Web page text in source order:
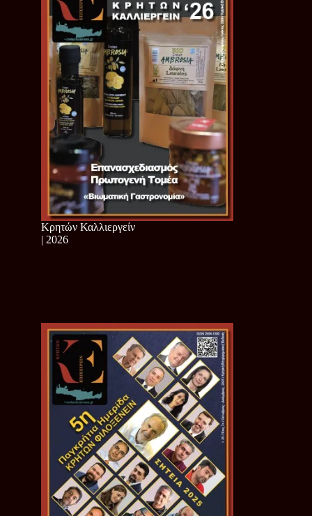
Κρητών Καλλιεργείν
| 2026